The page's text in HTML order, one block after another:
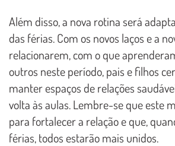
Além disso, a nova rotina será
das férias. Com os novos laços e a
relacionarem, com o que
outros neste período, pais e filhos
manter espaços de relações
volta às aulas. Lembre-se que este
para fortalecer a relação e que,
férias, todos estarão mais unidos.